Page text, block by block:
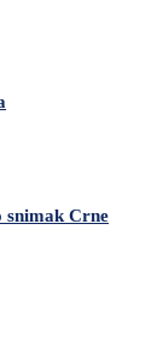
snimak Crne